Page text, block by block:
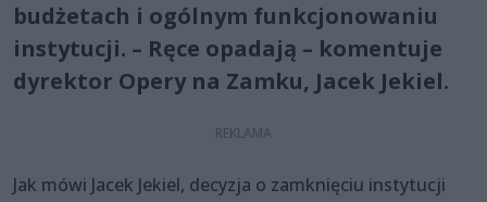
budżetach i ogólnym funkcjonowaniu
instytucji. – Ręce opadają – komentuje
dyrektor Opery na Zamku, Jacek Jekiel.
Jak mówi Jacek Jekiel, decyzja o zamknięciu instytucji